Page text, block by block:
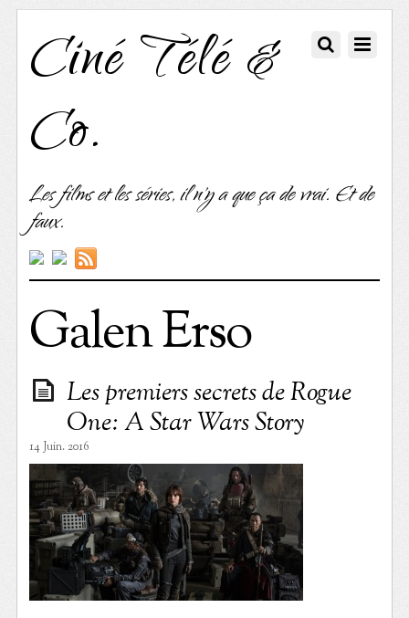
Ciné Télé &
Co.
Les films et les séries, il n'y a que ça de vrai. Et de
faux.
Galen Erso
Les premiers secrets de Rogue
One: A Star Wars Story
14 Juin. 2016